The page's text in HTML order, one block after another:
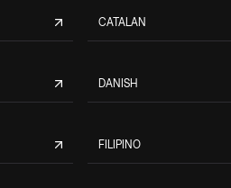
CATALAN
DANISH
FILIPINO